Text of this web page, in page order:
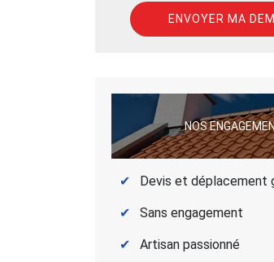
NOS
Devis et déplacement
Sans engagement
Artisan passionné